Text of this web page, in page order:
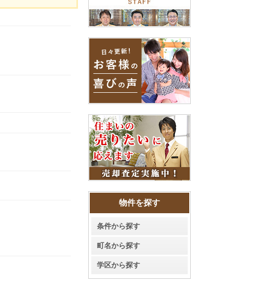
物件を探す
条件から探す
町名から探す
学区から探す